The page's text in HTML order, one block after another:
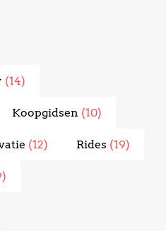
(14)
Koopgidsen (10)
(12) Rides (19)